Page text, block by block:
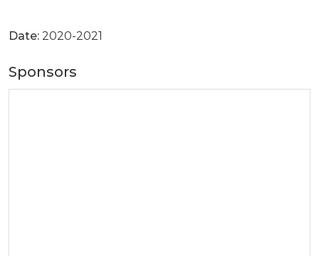
Date: 2020-2021
Sponsors